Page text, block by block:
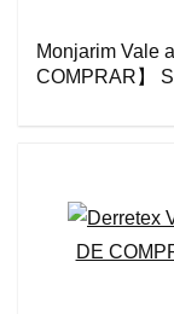
Monjarim Vale
COMPRAR】